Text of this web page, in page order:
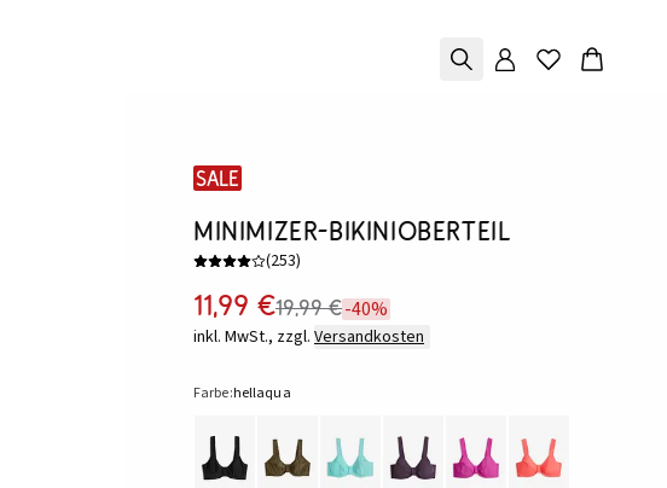
SALE
Minimizer-Bikinioberteil
(253)
11,99 €19,99 €-40%
inkl. MwSt., zzgl. Versandkosten
Farbe:hellaqua